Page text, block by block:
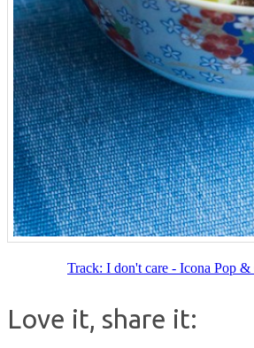
Track: I don't care - Icona Pop
Love it, share it: